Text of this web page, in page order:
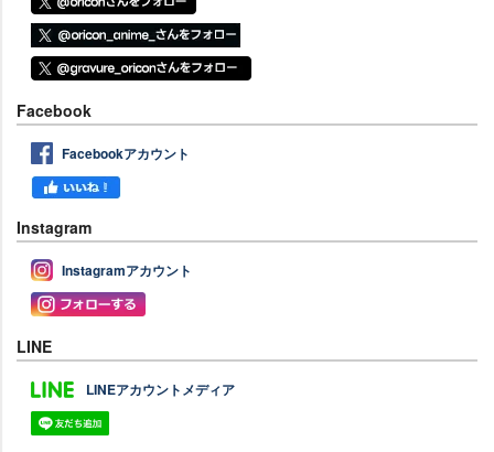
Facebook
Facebookアカウント
Instagram
Instagramアカウント
LINE
LINEアカウントメディア